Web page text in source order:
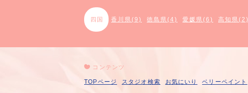
四国 香川県(9) 徳島県(4) 愛媛県(6) 高知県(2)
コンテンツ
TOPページ スタジオ検索 お気にいり ベリーペイント